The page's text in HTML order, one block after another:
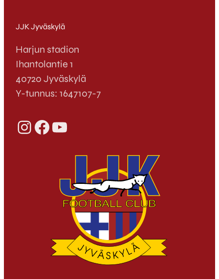
JJK Jyväskylä
Harjun stadion
Ihantolantie 1
40720 Jyväskylä
Y-tunnus: 1647107-7
InstagramFacebook YouTube